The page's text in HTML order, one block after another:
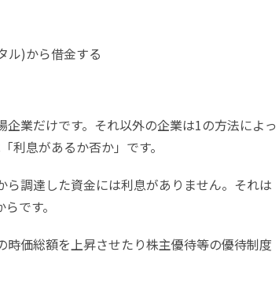
ル)から借金する
業だけです。それ以外の企業は1の方法によっ
利息があるか否か」です。
調達した資金には利息がありません。それは
です。
価総額を上昇させたり株主優待等の優待制度